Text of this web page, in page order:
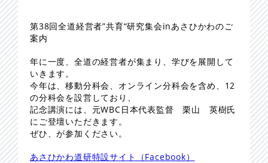
第38回全道経営者”共育“研究集会inあさひかわのご
案内
年に一度、全道の経営者が集まり、学びを展開して
いきます。
今年は、移動分科会、オンライン分科会を含め、12
の分科会を設営しており、
記念講演には、元WBC日本代表監督 栗山 英樹氏
にご登壇いただきます。
ぜひ、が参加ください。
あさひかわ道研特設サイト（Facebook）